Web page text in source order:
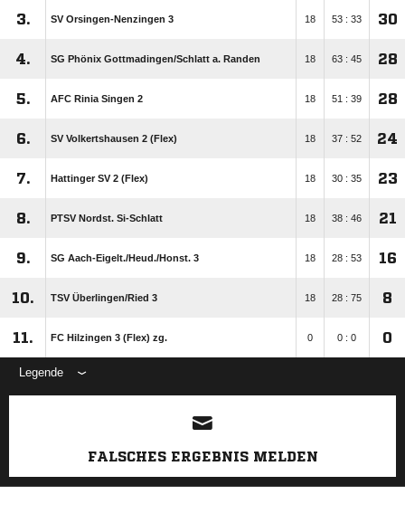
3. SV Orsingen-Nenzingen 3 18 53 : 33 30
4. SG Phönix Gottmadingen/​Schlatt a. Randen 18 63 : 45 28
5. AFC Rinia Singen 2 18 51 : 39 28
6. SV Volkertshausen 2 (Flex) 18 37 : 52 24
7. Hattinger SV 2 (Flex) 18 30 : 35 23
8. PTSV Nordst. Si-Schlatt 18 38 : 46 21
9. SG Aach-Eigelt./​Heud./​Honst. 3 18 28 : 53 16
10. TSV Überlingen/​Ried 3 18 28 : 75 8
11. FC Hilzingen 3 (Flex) zg. 0 0 : 0 0
Legende
ANZEIGE
FALSCHES ERGEBNIS MELDEN